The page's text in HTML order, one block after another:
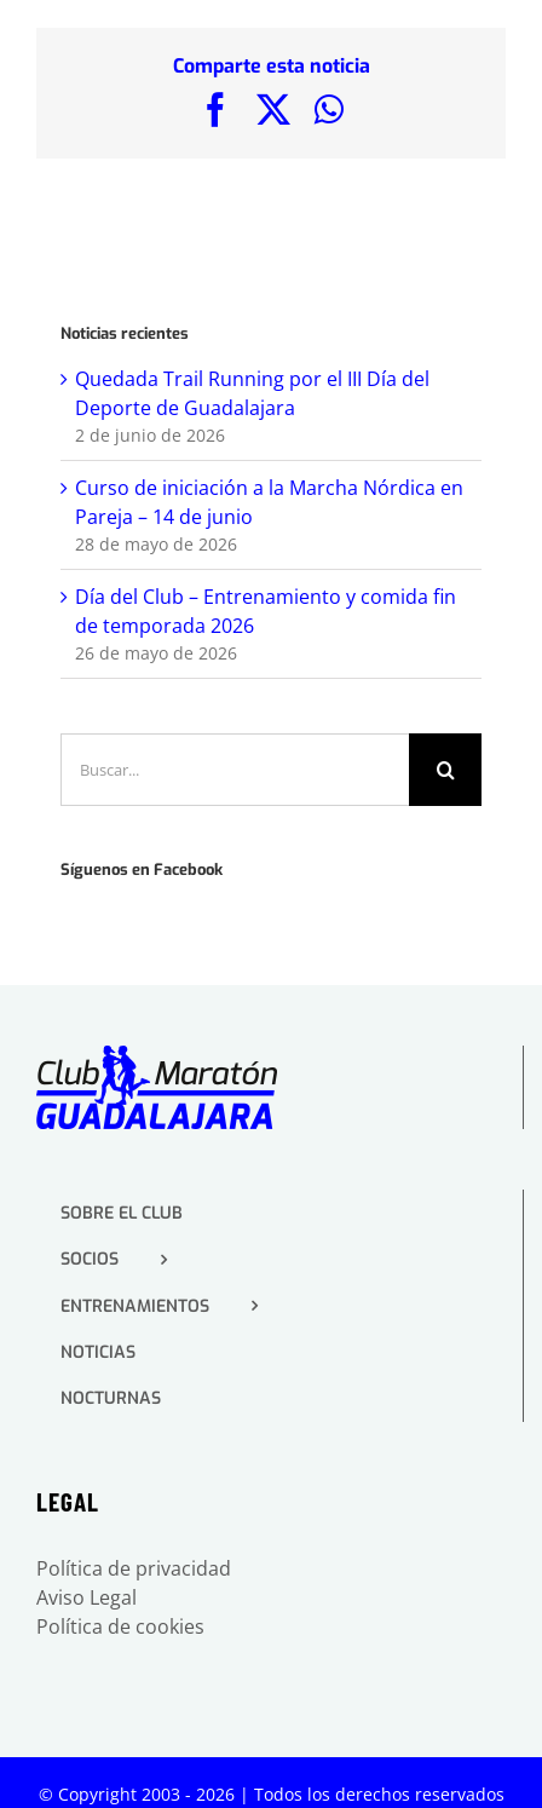
Comparte esta noticia
FacebookWhatsApp
Noticias recientes
Quedada Trail Running por el III Día del
Deporte de Guadalajara
2 de junio de 2026
Curso de iniciación a la Marcha Nórdica en
Pareja – 14 de junio
28 de mayo de 2026
Día del Club – Entrenamiento y comida fin
de temporada 2026
26 de mayo de 2026
Síguenos en Facebook
SOBRE EL CLUB
SOCIOS
ENTRENAMIENTOS
NOTICIAS
NOCTURNAS
LEGAL
Política de privacidad
Aviso Legal
Política de cookies
© Copyright 2003 - 2026 | Todos los derechos reservados